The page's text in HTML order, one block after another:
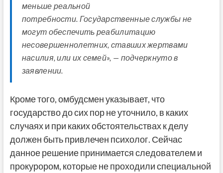
меньше реальной
потребности. Государственные службы не
могут обеспечить реабилитацию
несовершеннолетних, ставших жертвами
насилия, или их семей», — подчеркнуто в
заявлении.
Кроме того, омбудсмен указывает, что
государство до сих пор не уточнило, в каких
случаях и при каких обстоятельствах к делу
должен быть привлечен психолог. Сейчас
данное решение принимается следователем и
прокурором, которые не проходили специальной